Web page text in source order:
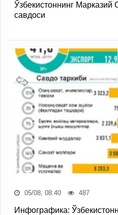
Ўзбекистоннинг Марказий
савдоси
05/08, 08:40 487
Инфографика: